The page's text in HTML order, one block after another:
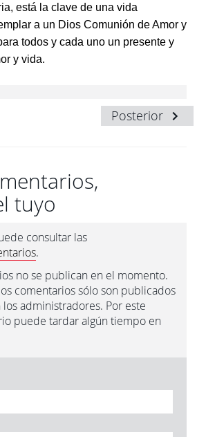
está la clave de una vida
a un Dios Comunión de Amor y
todos y cada uno un presente y
y vida.
Posterior
tuyo
consultar las
.
no se publican en el momento.
comentarios sólo son publicados
administradores. Por este
puede tardar algún tiempo en